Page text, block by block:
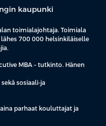
kaupunki
toimialajohtaja. Toimiala
700 000 helsinkiläiselle
MBA – tutkinto. Hänen
sosiaali-ja
parhaat kouluttajat ja